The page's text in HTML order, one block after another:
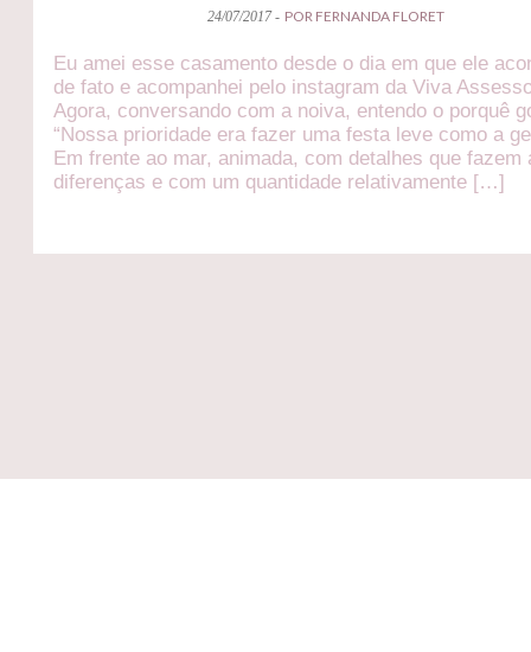
24/07/2017 - POR FERNANDA FLORET
Eu amei esse casamento desde o dia em que ele
de fato e acompanhei pelo instagram da Viva
Agora, conversando com a noiva, entendo o porquê
“Nossa prioridade era fazer uma festa leve como a
Em frente ao mar, animada, com detalhes que fazem
diferenças e com um quantidade relativamente […]